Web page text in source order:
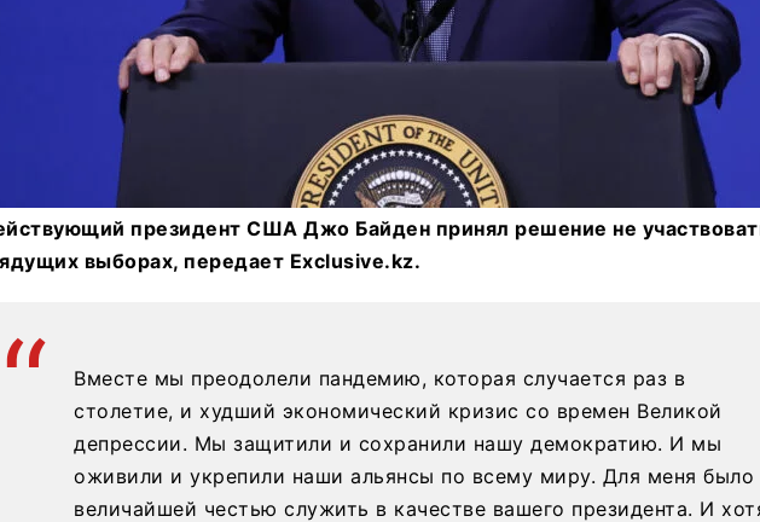
президент США Джо Байден принял решение не
выборах, передает Exclusive.kz.
Вместе мы преодолели пандемию, которая случается раз в
столетие, и худший экономический кризис со времен Великой
депрессии. Мы защитили и сохранили нашу демократию. И мы
оживили и укрепили наши альянсы по всему миру. Для меня было
величайшей честью служить в качестве вашего президента. И